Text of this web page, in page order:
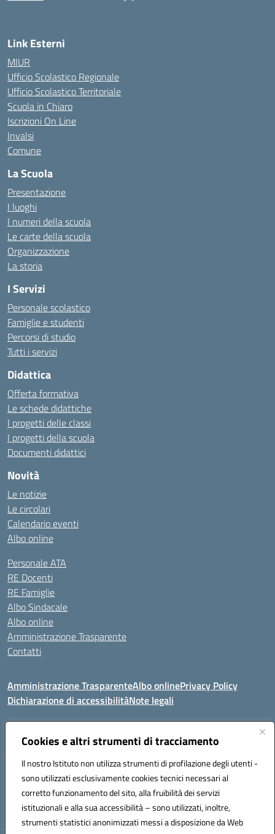
Cookies e altri strumenti di tracciamento
Il nostro Istituto non utilizza strumenti di profilazione degli utenti -
sono utilizzati esclusivamente cookies tecnici necessari al
corretto funzionamento del sito, alla fruibilità dei servizi
istituzionali e alla sua accessibilità – sono utilizzati, inoltre,
strumenti statistici anonimizzati messi a disposizione da Web
Link Esterni
MIUR
Ufficio Scolastico Regionale
Ufficio Scolastico Territoriale
Scuola in Chiaro
Iscrizioni On Line
Invalsi
Comune
La Scuola
Presentazione
I luoghi
I numeri della scuola
Le carte della scuola
Organizzazione
La storia
I Servizi
Personale scolastico
Famiglie e studenti
Percorsi di studio
Tutti i servizi
Didattica
Offerta formativa
Le schede didattiche
I progetti delle classi
I progetti della scuola
Documenti didattici
Novità
Le notizie
Le circolari
Calendario eventi
Albo online
Personale ATA
RE Docenti
RE Famiglie
Albo Sindacale
Albo online
Amministrazione Trasparente
Contatti
Amministrazione TrasparenteAlbo onlinePrivacy Policy
Dichiarazione di accessibilitàNote legali
Codice fiscale: 81000450908 Codice meccanografico: SSIC80600X
Telefono: 079714035 Fax: 079716128
Mail: SSIC80600X@istruzione.it PEC: SSIC80600X@pec.istruzione.it